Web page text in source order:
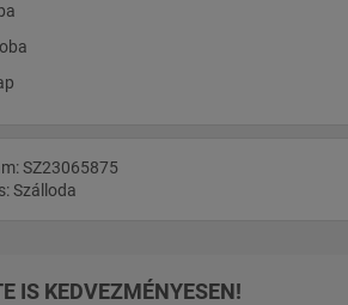
SZ23065875
Szálloda
IS KEDVEZMÉNYESEN!